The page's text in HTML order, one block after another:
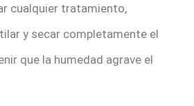
cualquier tratamiento,
y secar completamente el
que la humedad agrave el